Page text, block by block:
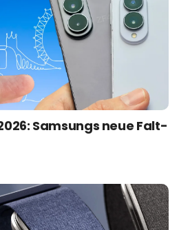
Samsungs neue Falt-